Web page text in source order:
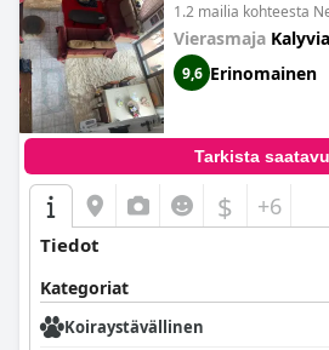
1.2 mailia kohteesta
Vierasmaja
9,6 Erinomainen
Tarkista
$ +6
Tiedot
Kategoriat
Koiraystävällinen